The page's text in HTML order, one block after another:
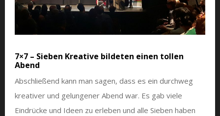
7×7 – Sieben Kreative bildeten einen tollen
Abend
Abschließend kann man sagen, dass es ein durchweg
kreativer und gelungener Abend war. Es gab viele
Eindrücke und Ideen zu erleben und alle Sieben haben